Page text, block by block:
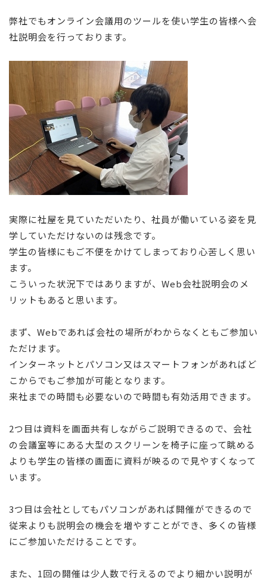
弊社でもオンライン会議用のツールを使い学生の皆様へ会
社説明会を行っております。
実際に社屋を見ていただいたり、社員が働いている姿を見
学していただけないのは残念です。
学生の皆様にもご不便をかけてしまっており心苦しく思い
ます。
こういった状況下ではありますが、Web会社説明会のメ
リットもあると思います。
まず、Webであれば会社の場所がわからなくともご参加い
ただけます。
インターネットとパソコン又はスマートフォンがあればど
こからでもご参加が可能となります。
来社までの時間も必要ないので時間も有効活用できます。
2つ目は資料を画面共有しながらご説明できるので、会社
の会議室等にある大型のスクリーンを椅子に座って眺める
よりも学生の皆様の画面に資料が映るので見やすくなって
います。
3つ目は会社としてもパソコンがあれば開催ができるので
従来よりも説明会の機会を増やすことができ、多くの皆様
にご参加いただけることです。
また、1回の開催は少人数で行えるのでより細かい説明が